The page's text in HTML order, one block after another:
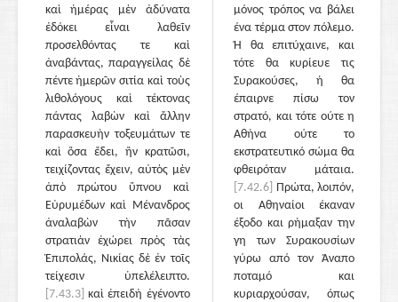
καὶ ἡμέρας μὲν ἀδύνατα
ἐδόκει εἶναι λαθεῖν
προσελθόντας τε καὶ
ἀναβάντας, παραγγείλας δὲ
πέντε ἡμερῶν σιτία καὶ τοὺς
λιθολόγους καὶ τέκτονας
πάντας λαβὼν καὶ ἄλλην
παρασκευὴν τοξευμάτων τε
καὶ ὅσα ἔδει, ἢν κρατῶσι,
τειχίζοντας ἔχειν, αὐτὸς μὲν
ἀπὸ πρώτου ὕπνου καὶ
Εὐρυμέδων καὶ Μένανδρος
ἀναλαβὼν τὴν πᾶσαν
στρατιὰν ἐχώρει πρὸς τὰς
Ἐπιπολάς, Νικίας δὲ ἐν τοῖς
τείχεσιν ὑπελέλειπτο.
[7.43.3] καὶ ἐπειδὴ ἐγένοντο
μόνος τρόπος να βάλει
ένα τέρμα στον πόλεμο.
Ή θα επιτύχαινε, και
τότε θα κυρίευε τις
Συρακούσες, ή θα
έπαιρνε πίσω τον
στρατό, και τότε ούτε η
Αθήνα ούτε το
εκστρατευτικό σώμα θα
φθειρόταν μάταια.
[7.42.6] Πρώτα, λοιπόν,
οι Αθηναίοι έκαναν
έξοδο και ρήμαξαν την
γη των Συρακουσίων
γύρω από τον Άναπο
ποταμό και
κυριαρχούσαν, όπως